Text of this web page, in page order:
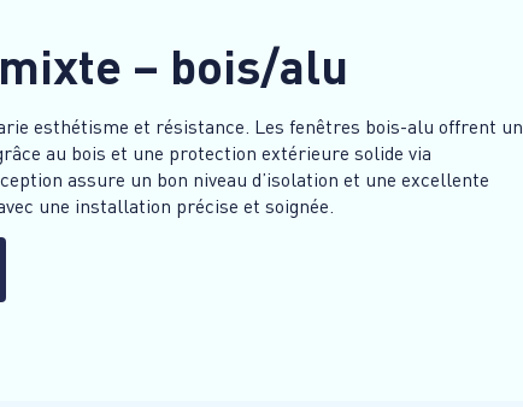
– bois/alu
esthétisme et résistance. Les fenêtres bois-alu offrent un
au bois et une protection extérieure solide via
assure un bon niveau d’isolation et une excellente
une installation précise et soignée.